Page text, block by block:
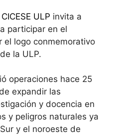
CICESE ULP invita a
participar en el
el logo conmemorativo
la ULP.
operaciones hace 25
expandir las
y docencia en
y peligros naturales ya
y el noroeste de